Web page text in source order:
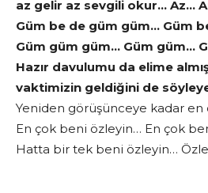
az gelir az sevgili okur… Az…
Güm be de güm güm… Güm
Güm güm güm… Güm güm…
Hazır davulumu da elime
vaktimizin geldiğini de
Yeniden görüşünceye kadar
En çok beni özleyin… En çok
Hatta bir tek beni özleyin…